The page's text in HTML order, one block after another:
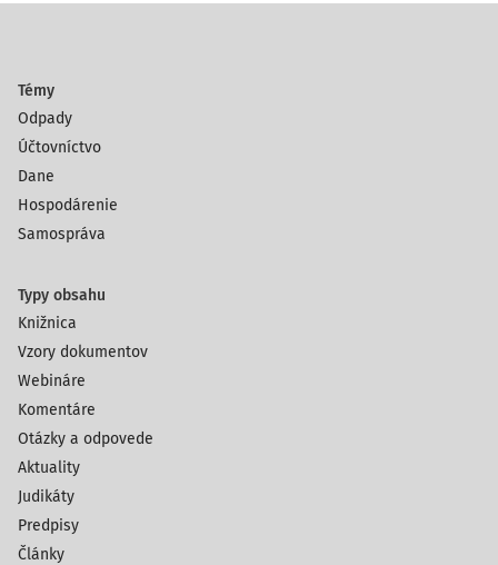
Témy
Odpady
Účtovníctvo
Dane
Hospodárenie
Samospráva
Typy obsahu
Knižnica
Vzory dokumentov
Webináre
Komentáre
Otázky a odpovede
Aktuality
Judikáty
Predpisy
Články